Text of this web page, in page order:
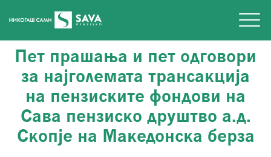
Пет прашања и пет одговори
за најголемата трансакција
на пензиските фондови на
Сава пензиско друштво а.д.
Скопје на Македонска берза